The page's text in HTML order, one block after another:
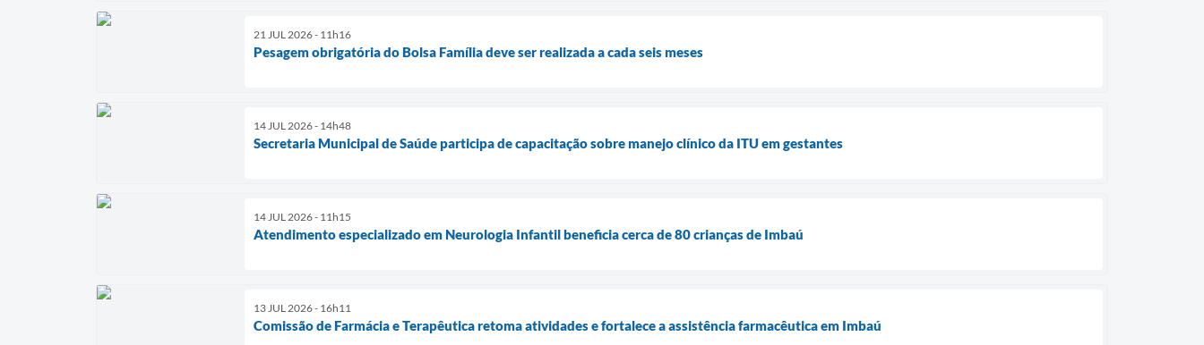
21 JUL 2026 - 11h16
Pesagem obrigatória do Bolsa Família deve ser realizada a cada seis meses
14 JUL 2026 - 14h48
Secretaria Municipal de Saúde participa de capacitação sobre manejo clínico da ITU em gestantes
14 JUL 2026 - 11h15
Atendimento especializado em Neurologia Infantil beneficia cerca de 80 crianças de Imbaú
13 JUL 2026 - 16h11
Comissão de Farmácia e Terapêutica retoma atividades e fortalece a assistência farmacêutica em Imbaú